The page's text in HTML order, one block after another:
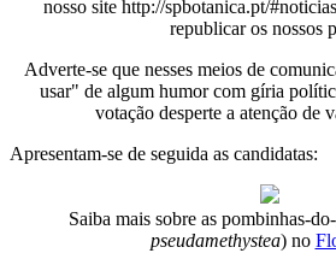
nosso site http://spbotanica.pt/
republicar os nossos
Adverte-se que nesses meios de
usar" de algum humor com gíria
votação desperte a atenção de
Apresentam-se de seguida as candidatas:
Saiba mais sobre as pombinhas-
pseudamethystea) no